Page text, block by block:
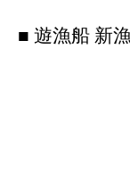
■ 遊漁船 新